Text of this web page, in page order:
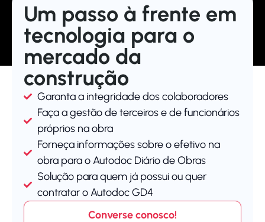
Um passo à frente em
tecnologia para o
mercado da
construção
Garanta a integridade dos colaboradores
Faça a gestão de terceiros e de funcionários
próprios na obra
Forneça informações sobre o efetivo na
obra para o Autodoc Diário de Obras
Solução para quem já possui ou quer
contratar o Autodoc GD4
Converse conosco!